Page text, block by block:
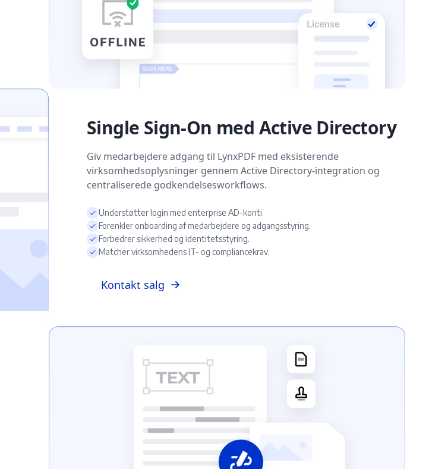
Single Sign-On med Active Directory
Giv medarbejdere adgang til LynxPDF med eksisterende
virksomhedsoplysninger gennem Active Directory-integration og
centraliserede godkendelsesworkflows.
Understøtter login med enterprise AD-konti.
Forenkler onboarding af medarbejdere og adgangsstyring.
Forbedrer sikkerhed og identitetsstyring.
Matcher virksomhedens IT- og compliancekrav.
Kontakt salg